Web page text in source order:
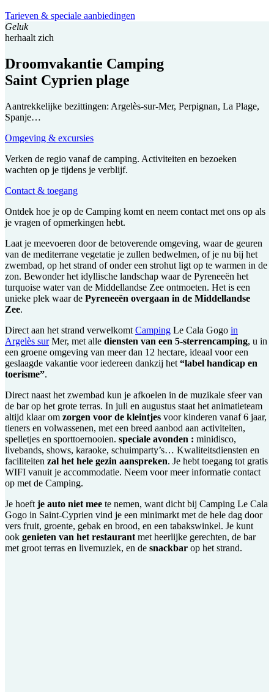
Tarieven & speciale aanbiedingen
Geluk
herhaalt zich
Droomvakantie Camping
Saint Cyprien plage
Aantrekkelijke bezittingen: Argelès-sur-Mer, Perpignan, La Plage,
Spanje…
Omgeving & excursies
Verken de regio vanaf de camping. Activiteiten en bezoeken
wachten op je tijdens je verblijf.
Contact & toegang
Ontdek hoe je op de Camping komt en neem contact met ons op als
je vragen of opmerkingen hebt.
Laat je meevoeren door de betoverende omgeving, waar de geuren
van de mediterrane vegetatie je zullen bedwelmen, of je nu bij het
zwembad, op het strand of onder een strohut ligt op te warmen in de
zon. Bewonder het idyllische landschap waar de Pyreneeën het
turquoise water van de Middellandse Zee ontmoeten. Het is een
unieke plek waar de Pyreneeën overgaan in de Middellandse
Zee.
Direct aan het strand verwelkomt Camping Le Cala Gogo in
Argelès surMer, met alle diensten van een 5-sterrencamping, u in
een groene omgeving van meer dan 12 hectare, ideaal voor een
geslaagde vakantie voor iedereen dankzij het “label handicap en
toerisme”.
Direct naast het zwembad kun je afkoelen in de muzikale sfeer van
de bar op het grote terras. In juli en augustus staat het animatieteam
altijd klaar om zorgen voor de kleintjes voor kinderen vanaf 6 jaar,
tieners en volwassenen, met een breed aanbod aan activiteiten,
spelletjes en sporttoernooien. speciale avonden : minidisco,
livebands, shows, karaoke, schuimparty’s… Kwaliteitsdiensten en
faciliteiten zal het hele gezin aanspreken. Je hebt toegang tot gratis
WIFI vanuit je accommodatie. Neem voor meer informatie contact
op met de Camping.
Je hoeft je auto niet mee te nemen, want dicht bij Camping Le Cala
Gogo in Saint-Cyprien vind je een minimarkt met de hele dag door
vers fruit, groente, gebak en brood, en een tabakswinkel. Je kunt
ook genieten van het restaurant met heerlijke gerechten, de bar
met groot terras en livemuziek, en de snackbar op het strand.